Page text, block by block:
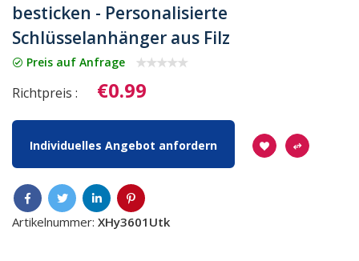
besticken - Personalisierte
Schlüsselanhänger aus Filz
Preis auf Anfrage
Richtpreis : €0.99
Individuelles Angebot anfordern
Artikelnummer: XHy3601Utk